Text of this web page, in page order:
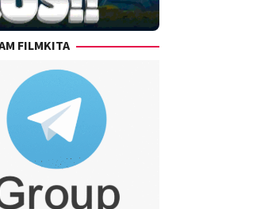
yang praktis dan update setiap hari.
FILMKITA